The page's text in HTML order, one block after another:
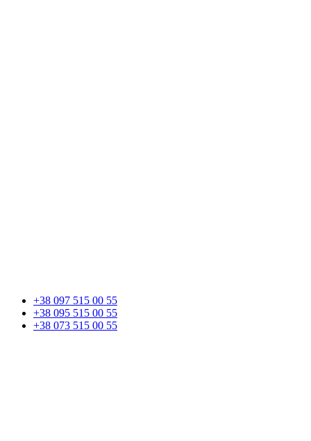
+38 097 515 00 55
+38 095 515 00 55
+38 073 515 00 55